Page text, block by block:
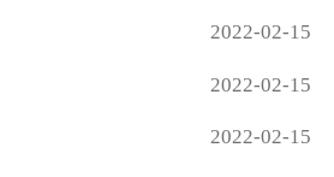
2022-02-15
2022-02-15
2022-02-15